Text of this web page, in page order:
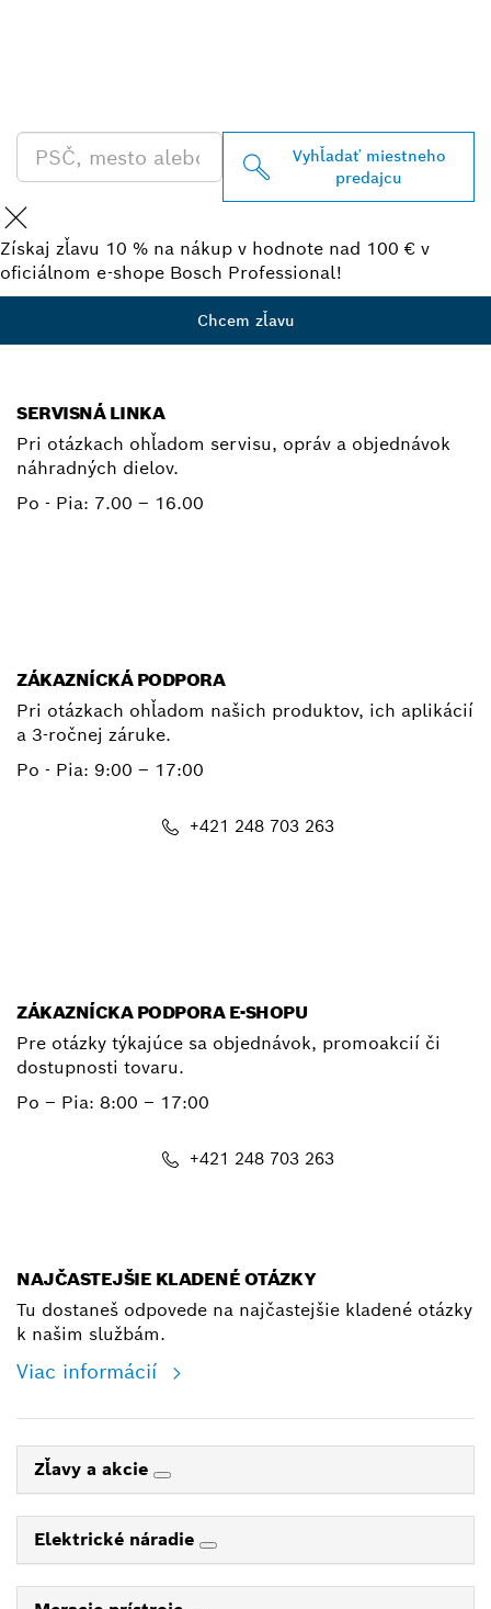
Vyhľadať miestneho
predajcu
Získaj zľavu 10 % na nákup v hodnote nad 100 € v
oficiálnom e-shope Bosch Professional!
Chcem zľavu
SERVISNÁ LINKA
Pri otázkach ohľadom servisu, opráv a objednávok
náhradných dielov.
Po - Pia: 7.00 – 16.00
ZÁKAZNÍCKÁ PODPORA
Pri otázkach ohľadom našich produktov, ich aplikácií
a 3-ročnej záruke.
Po - Pia: 9:00 – 17:00
+421 248 703 263
ZÁKAZNÍCKA PODPORA E-SHOPU
Pre otázky týkajúce sa objednávok, promoakcií či
dostupnosti tovaru.
Po – Pia: 8:00 – 17:00
+421 248 703 263
NAJČASTEJŠIE KLADENÉ OTÁZKY
Tu dostaneš odpovede na najčastejšie kladené otázky
k našim službám.
Viac informácií
Zľavy a akcie
Elektrické náradie